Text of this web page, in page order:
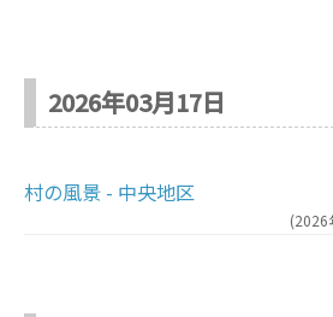
2026年03月17日
村の風景 - 中央地区
(2026